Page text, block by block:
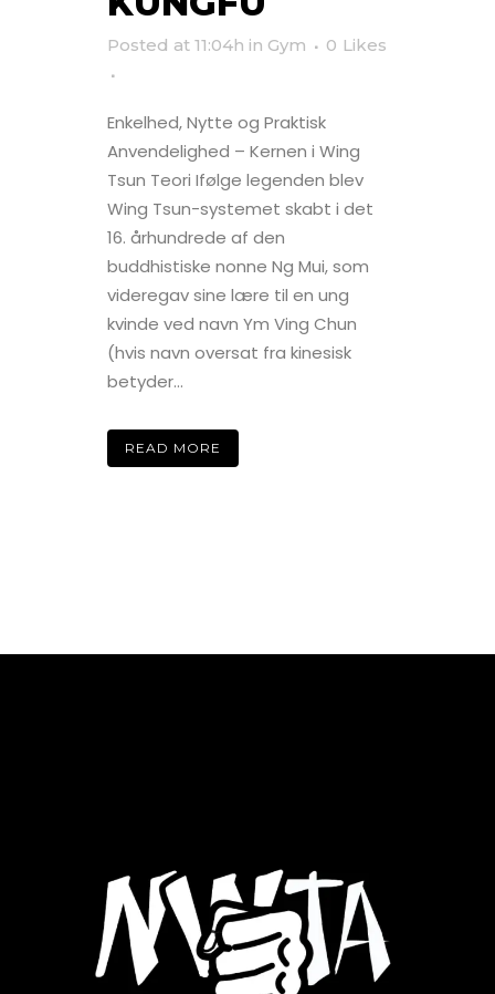
Posted at 11:04h in Gym 0 Likes
Enkelhed, Nytte og Praktisk
Anvendelighed – Kernen i Wing
Tsun Teori Ifølge legenden blev
Wing Tsun-systemet skabt i det
16. århundrede af den
buddhistiske nonne Ng Mui, som
videregav sine lære til en ung
kvinde ved navn Ym Ving Chun
(hvis navn oversat fra kinesisk
betyder...
READ MORE